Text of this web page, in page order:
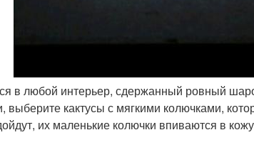
в любой интерьер, сдержанный ровный
выберите кактусы с мягкими колючками,
их маленькие колючки впиваются в